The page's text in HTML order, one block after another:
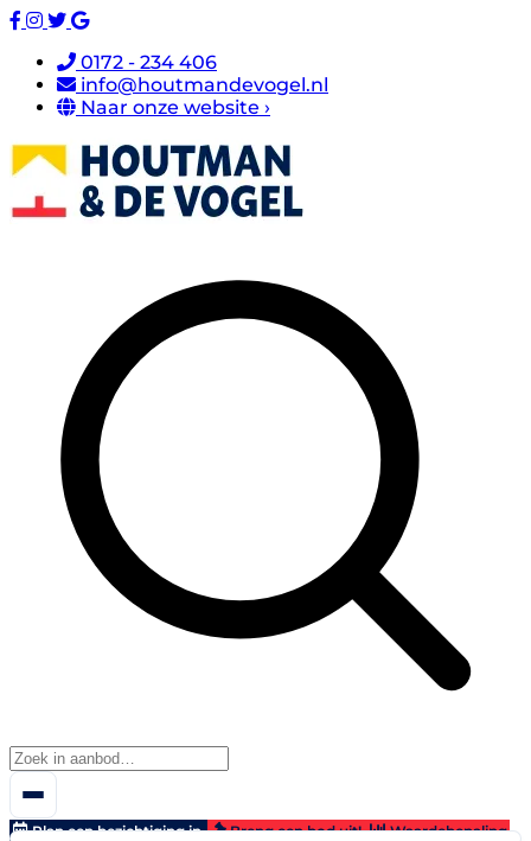
0172 - 234 406
info@houtmandevogel.nl
Naar onze website ›
Plan een bezichtiging in Breng een bod uit!
Waardebepaling